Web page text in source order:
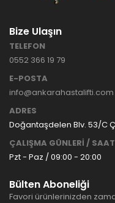
Bize Ulaşın
TELEFON
0552 366 19 79
E-POSTA
info@ankarahastalifti.com
ADRES
Doğantaşdelen Blv. 53/C
ÇALIŞMA GÜNLERİ /
Pzt - Paz / 09:00 - 20:00
Bülten Aboneliği
Favori ürünlerinizden